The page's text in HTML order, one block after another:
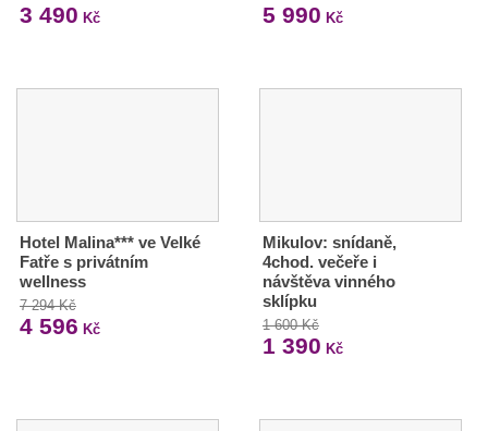
3 490 Kč 5 990 Kč
Hotel Malina*** ve Velké
Fatře s privátním
wellness
7 294 Kč
4 596 Kč
Mikulov: snídaně,
4chod. večeře i
návštěva vinného
sklípku
1 600 Kč
1 390 Kč